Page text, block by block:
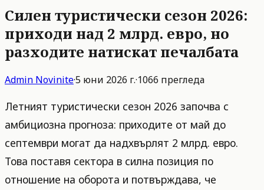
Силен туристически сезон 2026:
приходи над 2 млрд. евро, но
разходите натискат печалбата
Admin Novinite·5 юни 2026 г.·1066 прегледа
Летният туристически сезон 2026 започва с
амбициозна прогноза: приходите от май до
септември могат да надхвърлят 2 млрд. евро.
Това поставя сектора в силна позиция по
отношение на оборота и потвърждава, че